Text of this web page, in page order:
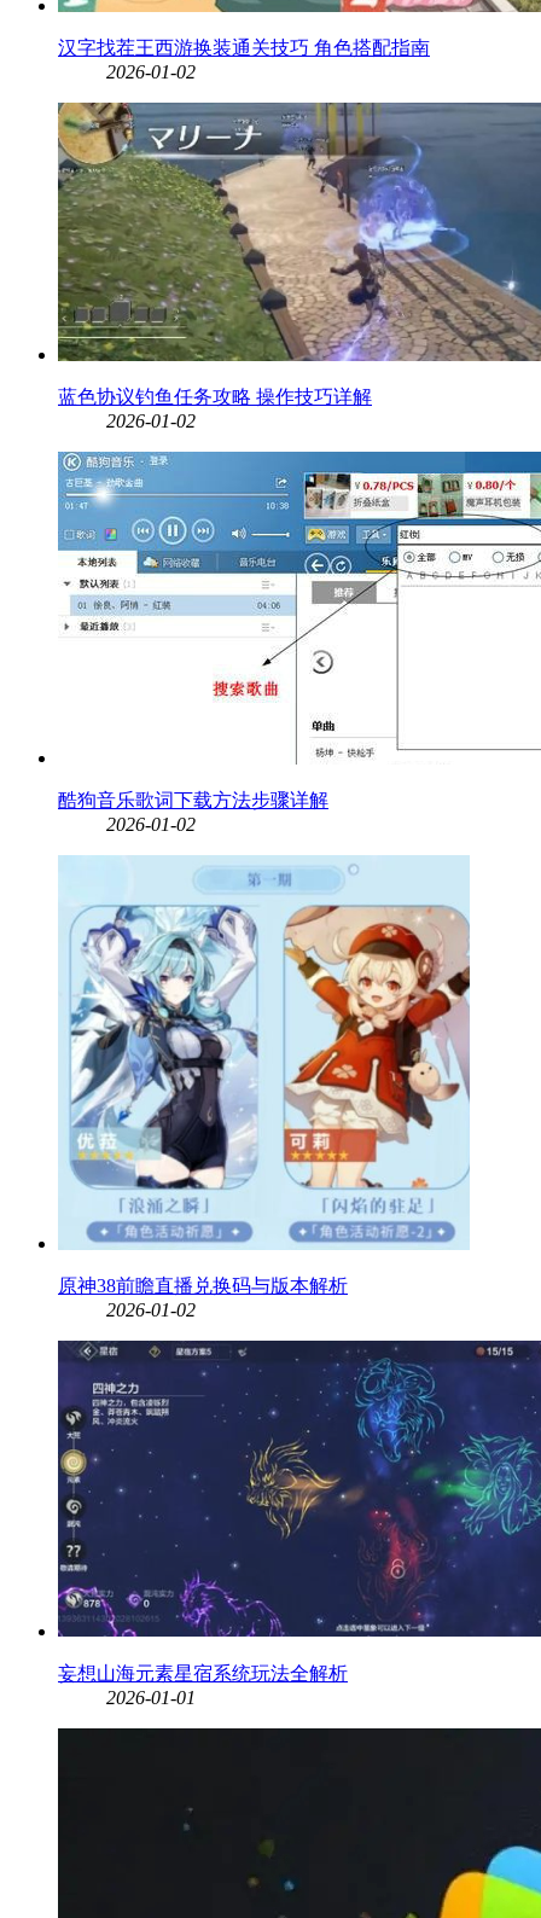
汉字找茬王西游换装通关技巧 角色搭配指南
2026-01-02
蓝色协议钓鱼任务攻略 操作技巧详解
2026-01-02
酷狗音乐歌词下载方法步骤详解
2026-01-02
原神38前瞻直播兑换码与版本解析
2026-01-02
妄想山海元素星宿系统玩法全解析
2026-01-01